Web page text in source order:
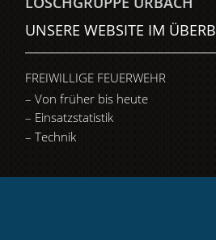
UNSERE WEBSITE IM
FREIWILLIGE FEUERWEHR
Von früher bis heute
Einsatzstatistik
Technik